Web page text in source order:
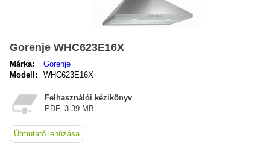
Gorenje WHC623E16X
Márka:
Gorenje
Modell:
WHC623E16X
Felhasználói kézikönyv
PDF, 3.39 MB
Útmutató lehúzása